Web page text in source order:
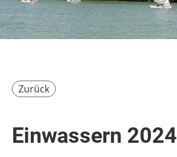
Zurück
Einwassern 2024